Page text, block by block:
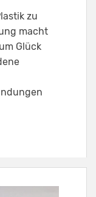
zu
macht
Glück